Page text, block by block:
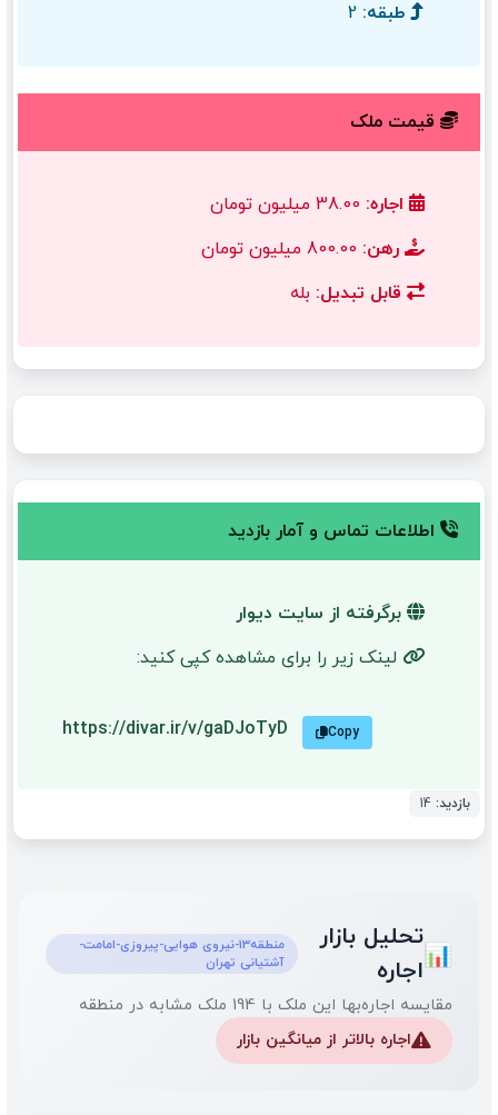
طبقه:
قیمت ملک
اجاره:
رهن:
قابل تبدیل: بله
اطلاعات تماس و آمار بازدید
برگرفته از سایت دیوار
لینک زیر را برای مشاهده کپی کنید:
https://divar.ir/v/gaDJoTyD Copy
بازدید: 14
📊
تحلیل بازار
اجاره
منطقه13-نیروی هوایی-پیروزی-امامت-
آشتیانی تهران
مقایسه اجاره‌بها این ملک با 194 ملک مشابه در منطقه
⚠️اجاره بالاتر از میانگین بازار